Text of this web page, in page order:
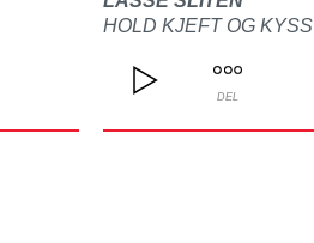
HOLD KJEFT OG
DEL